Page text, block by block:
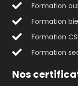
Formation
Formation
Formation
Formation
Nos